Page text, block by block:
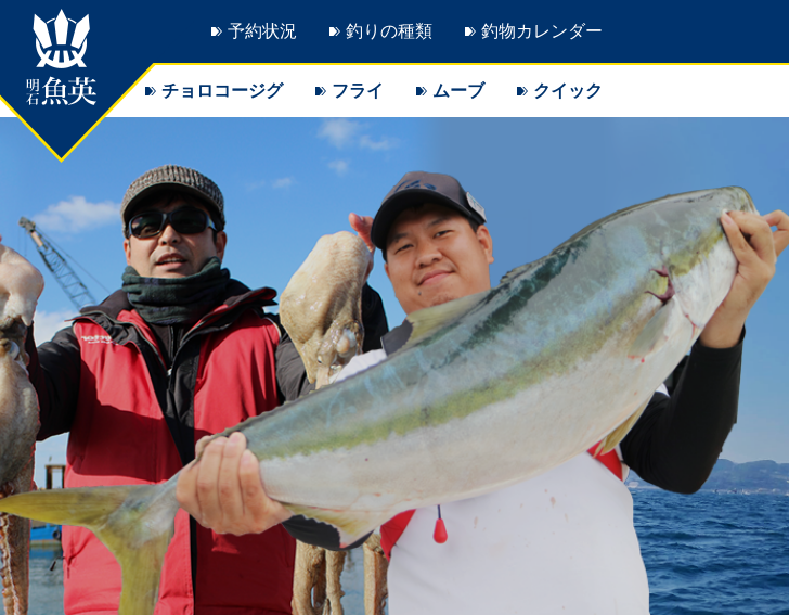
予約状況 釣りの種類 釣物カレンダー
チョロコージグ フライ ムーブ クイック